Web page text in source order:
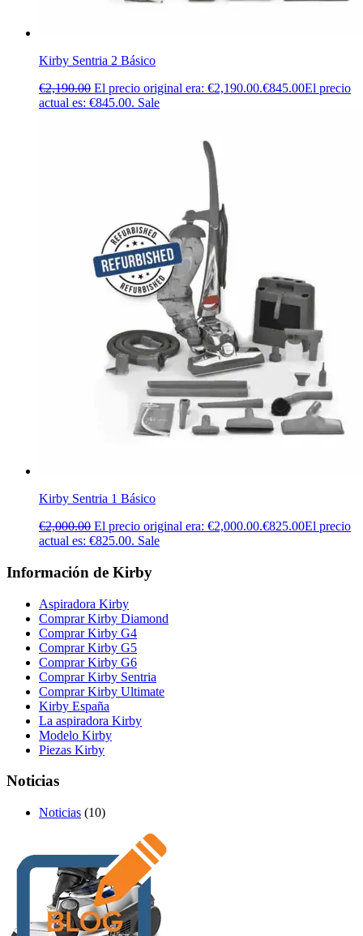
Kirby Sentria 2 Básico
€2,190.00 El precio original era: €2,190.00.€845.00El precio
actual es: €845.00. Sale
Kirby Sentria 1 Básico
€2,000.00 El precio original era: €2,000.00.€825.00El precio
actual es: €825.00. Sale
Información de Kirby
Aspiradora Kirby
Comprar Kirby Diamond
Comprar Kirby G4
Comprar Kirby G5
Comprar Kirby G6
Comprar Kirby Sentria
Comprar Kirby Ultimate
Kirby España
La aspiradora Kirby
Modelo Kirby
Piezas Kirby
Noticias
Noticias (10)